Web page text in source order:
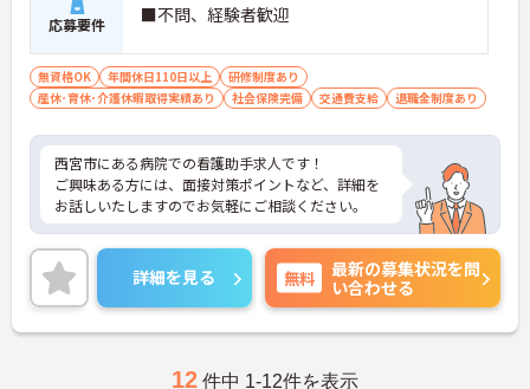
応募要件 ■不問、経験者歓迎
無資格OK 年間休日110日以上
研修制度あり
産休･育休･介護休暇取得実績あり
社会保険完備 交通費支給 退職金制度あり
西宮市にある病院での看護助手求人です！
ご興味ある方には、面接対策ポイントなど、詳細を
お話しいたしますのでお気軽にご相談ください。
詳細を見る 無料
最新の募集状況を問
い合わせる
12 件中 1-12件を表示